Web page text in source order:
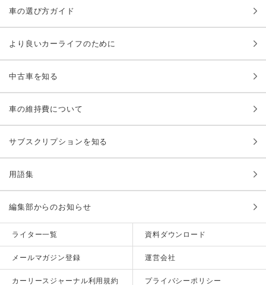
車の選び方ガイド
より良いカーライフのために
中古車を知る
車の維持費について
サブスクリプションを知る
用語集
編集部からのお知らせ
ライター一覧 資料ダウンロード
メールマガジン登録 運営会社
カーリースジャーナル利用規約 プライバシーポリシー